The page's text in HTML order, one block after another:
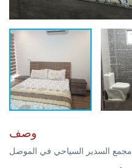
وصف
مجمع السدير السياحي في الموصل